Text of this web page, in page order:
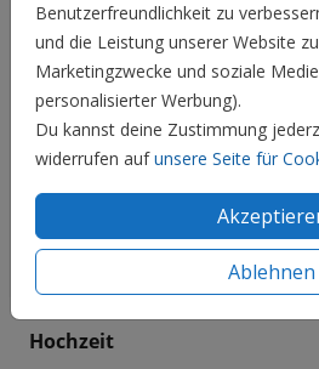
Benutzerfreundlichkeit zu
und die Leistung unserer Website
Marketingzwecke und soziale
personalisierter Werbung).
Du kannst deine Zustimmung
widerrufen aufunsere Seite für
Ablehnen
Hochzeit